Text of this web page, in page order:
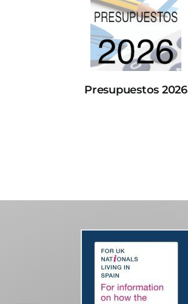
Presupuestos 2026